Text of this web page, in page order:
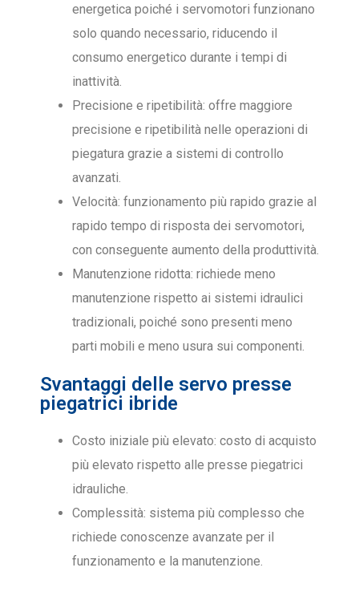
energetica poiché i servomotori funzionano
solo quando necessario, riducendo il
consumo energetico durante i tempi di
inattività.
Precisione e ripetibilità: offre maggiore
precisione e ripetibilità nelle operazioni di
piegatura grazie a sistemi di controllo
avanzati.
Velocità: funzionamento più rapido grazie al
rapido tempo di risposta dei servomotori,
con conseguente aumento della produttività.
Manutenzione ridotta: richiede meno
manutenzione rispetto ai sistemi idraulici
tradizionali, poiché sono presenti meno
parti mobili e meno usura sui componenti.
Svantaggi delle servo presse
piegatrici ibride
Costo iniziale più elevato: costo di acquisto
più elevato rispetto alle presse piegatrici
idrauliche.
Complessità: sistema più complesso che
richiede conoscenze avanzate per il
funzionamento e la manutenzione.